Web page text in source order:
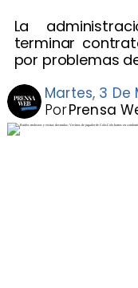
La
terminar
por problemas
Martes, 3 De
Prensa
Por